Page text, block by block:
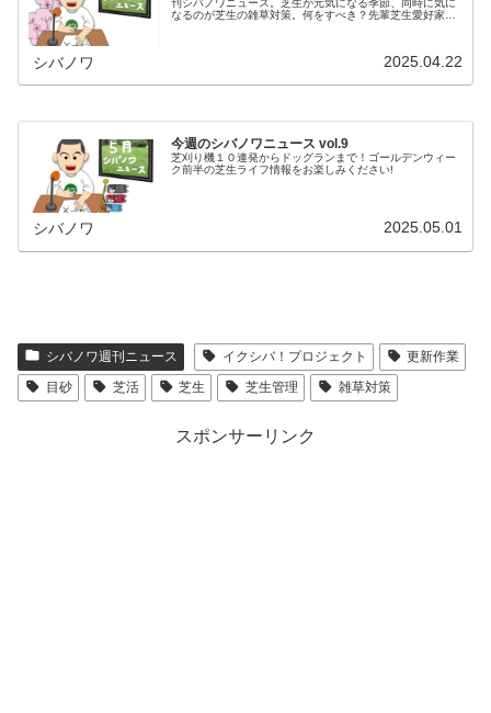
刊シバノワニュース。芝生が元気になる季節、同時に気に
なるのが芝生の雑草対策。何をすべき？先輩芝生愛好家の
シバノワ 2025.04.22
今週のシバノワニュース vol.9
芝刈り機１０連発からドッグランまで！ゴールデンウィー
ク前半の芝生ライフ情報をお楽しみください!
シバノワ 2025.05.01
シバノワ週刊ニュース イクシバ！プロジェクト
更新作業
目砂
芝活 芝生 芝生管理 雑草対策
スポンサーリンク